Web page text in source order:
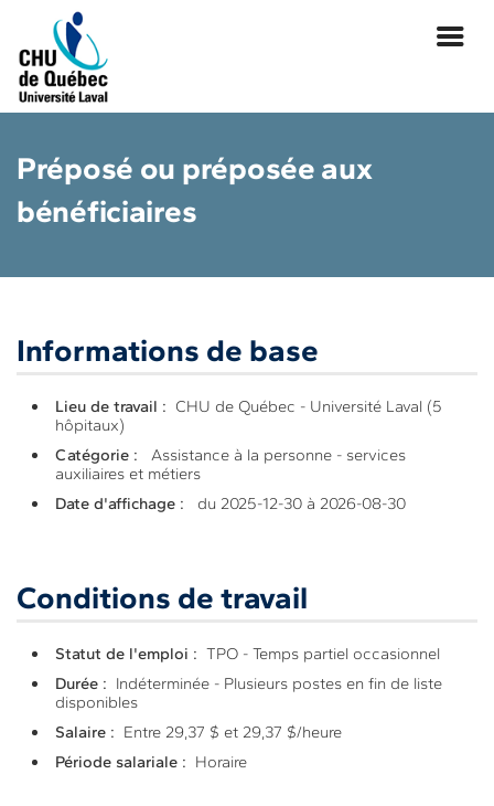
Préposé ou préposée aux
bénéficiaires
Informations de base
Lieu de travail : CHU de Québec - Université Laval (5
hôpitaux)
Catégorie :
Assistance à la personne - services
auxiliaires et métiers
Date d'affichage :
du 2025-12-30 à 2026-08-30
Conditions de travail
Statut de l'emploi : TPO - Temps partiel occasionnel
Durée : Indéterminée - Plusieurs postes en fin de liste
disponibles
Salaire : Entre 29,37 $ et 29,37 $/heure
Période salariale : Horaire